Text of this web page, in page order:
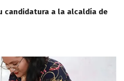
candidatura a la alcaldía de